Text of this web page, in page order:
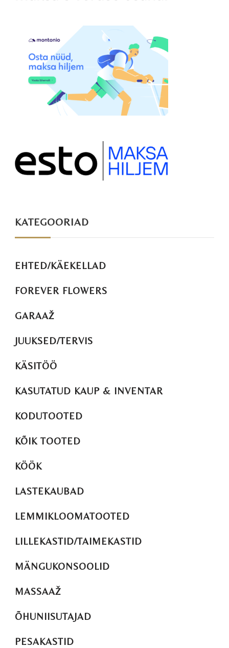
KATEGOORIAD
EHTED/KÄEKELLAD
FOREVER FLOWERS
GARAAŽ
JUUKSED/TERVIS
KÄSITÖÖ
KASUTATUD KAUP & INVENTAR
KODUTOOTED
KÕIK TOOTED
KÖÖK
LASTEKAUBAD
LEMMIKLOOMATOOTED
LILLEKASTID/TAIMEKASTID
MÄNGUKONSOOLID
MASSAAŽ
ÕHUNIISUTAJAD
PESAKASTID